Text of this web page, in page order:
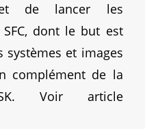
de lancer les
dont le but est
systèmes et images
complément de la
Voir article